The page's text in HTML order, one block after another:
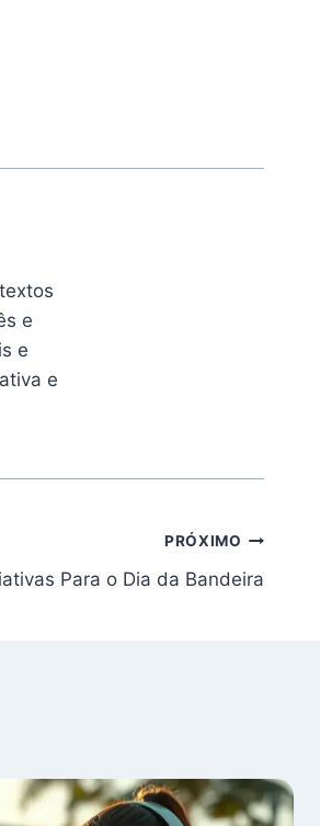
e
e
e
PRÓXIMO
Para o Dia da Bandeira